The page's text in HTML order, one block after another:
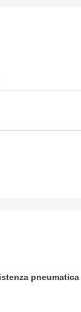
pneumatica